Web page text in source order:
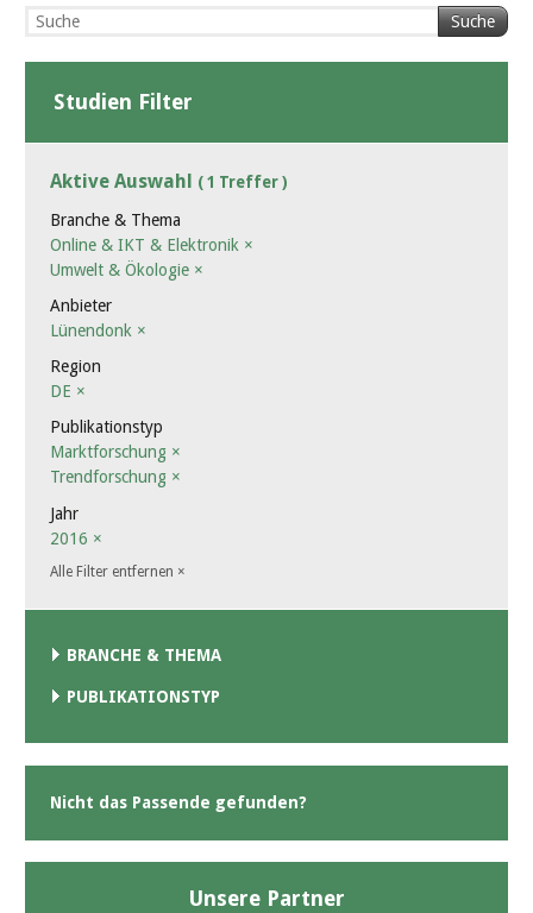
Suche
Studien Filter
Aktive Auswahl ( 1 Treffer )
Branche & Thema
Online & IKT & Elektronik ×
Umwelt & Ökologie ×
Anbieter
Lünendonk ×
Region
DE ×
Publikationstyp
Marktforschung ×
Trendforschung ×
Jahr
2016 ×
Alle Filter entfernen ×
BRANCHE & THEMA
PUBLIKATIONSTYP
Nicht das Passende gefunden?
Unsere Partner